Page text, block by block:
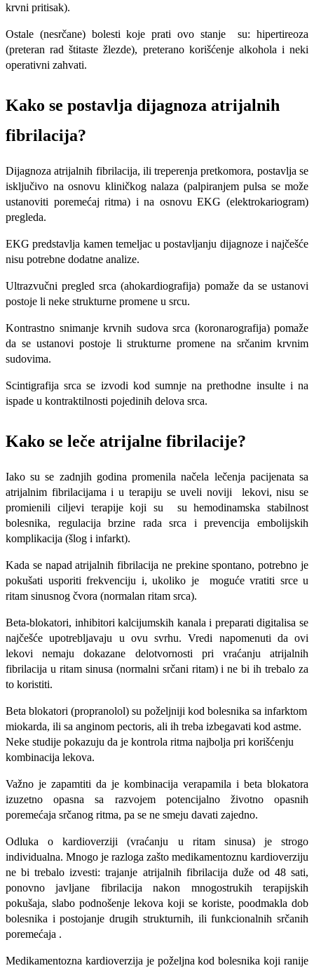
krvni pritisak).
Ostale (nesrčane) bolesti koje prati ovo stanje su: hipertireoza
(preteran rad štitaste žlezde), preterano korišćenje alkohola i neki
operativni zahvati.
Kako se postavlja dijagnoza atrijalnih
fibrilacija?
Dijagnoza atrijalnih fibrilacija, ili treperenja pretkomora, postavlja se
isključivo na osnovu kliničkog nalaza (palpiranjem pulsa se može
ustanoviti poremećaj ritma) i na osnovu EKG (elektrokariogram)
pregleda.
EKG predstavlja kamen temeljac u postavljanju dijagnoze i najčešće
nisu potrebne dodatne analize.
Ultrazvučni pregled srca (ahokardiografija) pomaže da se ustanovi
postoje li neke strukturne promene u srcu.
Kontrastno snimanje krvnih sudova srca (koronarografija) pomaže
da se ustanovi postoje li strukturne promene na srčanim krvnim
sudovima.
Scintigrafija srca se izvodi kod sumnje na prethodne insulte i na
ispade u kontraktilnosti pojedinih delova srca.
Kako se leče atrijalne fibrilacije?
Iako su se zadnjih godina promenila načela lečenja pacijenata sa
atrijalnim fibrilacijama i u terapiju se uveli noviji lekovi, nisu se
promienili ciljevi terapije koji su su hemodinamska stabilnost
bolesnika, regulacija brzine rada srca i prevencija embolijskih
komplikacija (šlog i infarkt).
Kada se napad atrijalnih fibrilacija ne prekine spontano, potrebno je
pokušati usporiti frekvenciju i, ukoliko je moguće vratiti srce u
ritam sinusnog čvora (normalan ritam srca).
Beta-blokatori, inhibitori kalcijumskih kanala i preparati digitalisa se
najčešće upotrebljavaju u ovu svrhu. Vredi napomenuti da ovi
lekovi nemaju dokazane delotvornosti pri vraćanju atrijalnih
fibrilacija u ritam sinusa (normalni srčani ritam) i ne bi ih trebalo za
to koristiti.
Beta blokatori (propranolol) su poželjniji kod bolesnika sa infarktom
miokarda, ili sa anginom pectoris, ali ih treba izbegavati kod astme.
Neke studije pokazuju da je kontrola ritma najbolja pri korišćenju
kombinacija lekova.
Važno je zapamtiti da je kombinacija verapamila i beta blokatora
izuzetno opasna sa razvojem potencijalno životno opasnih
poremećaja srčanog ritma, pa se ne smeju davati zajedno.
Odluka o kardioverziji (vraćanju u ritam sinusa) je strogo
individualna. Mnogo je razloga zašto medikamentoznu kardioverziju
ne bi trebalo izvesti: trajanje atrijalnih fibrilacija duže od 48 sati,
ponovno javljane fibrilacija nakon mnogostrukih terapijskih
pokušaja, slabo podnošenje lekova koji se koriste, poodmakla dob
bolesnika i postojanje drugih strukturnih, ili funkcionalnih srčanih
poremećaja .
Medikamentozna kardioverzija je poželjna kod bolesnika koji ranije